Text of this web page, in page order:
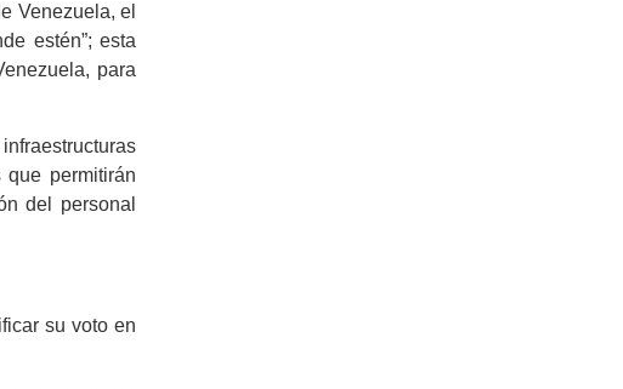
Venezuela, el
estén”; esta
para
permitirán
del personal
su voto en